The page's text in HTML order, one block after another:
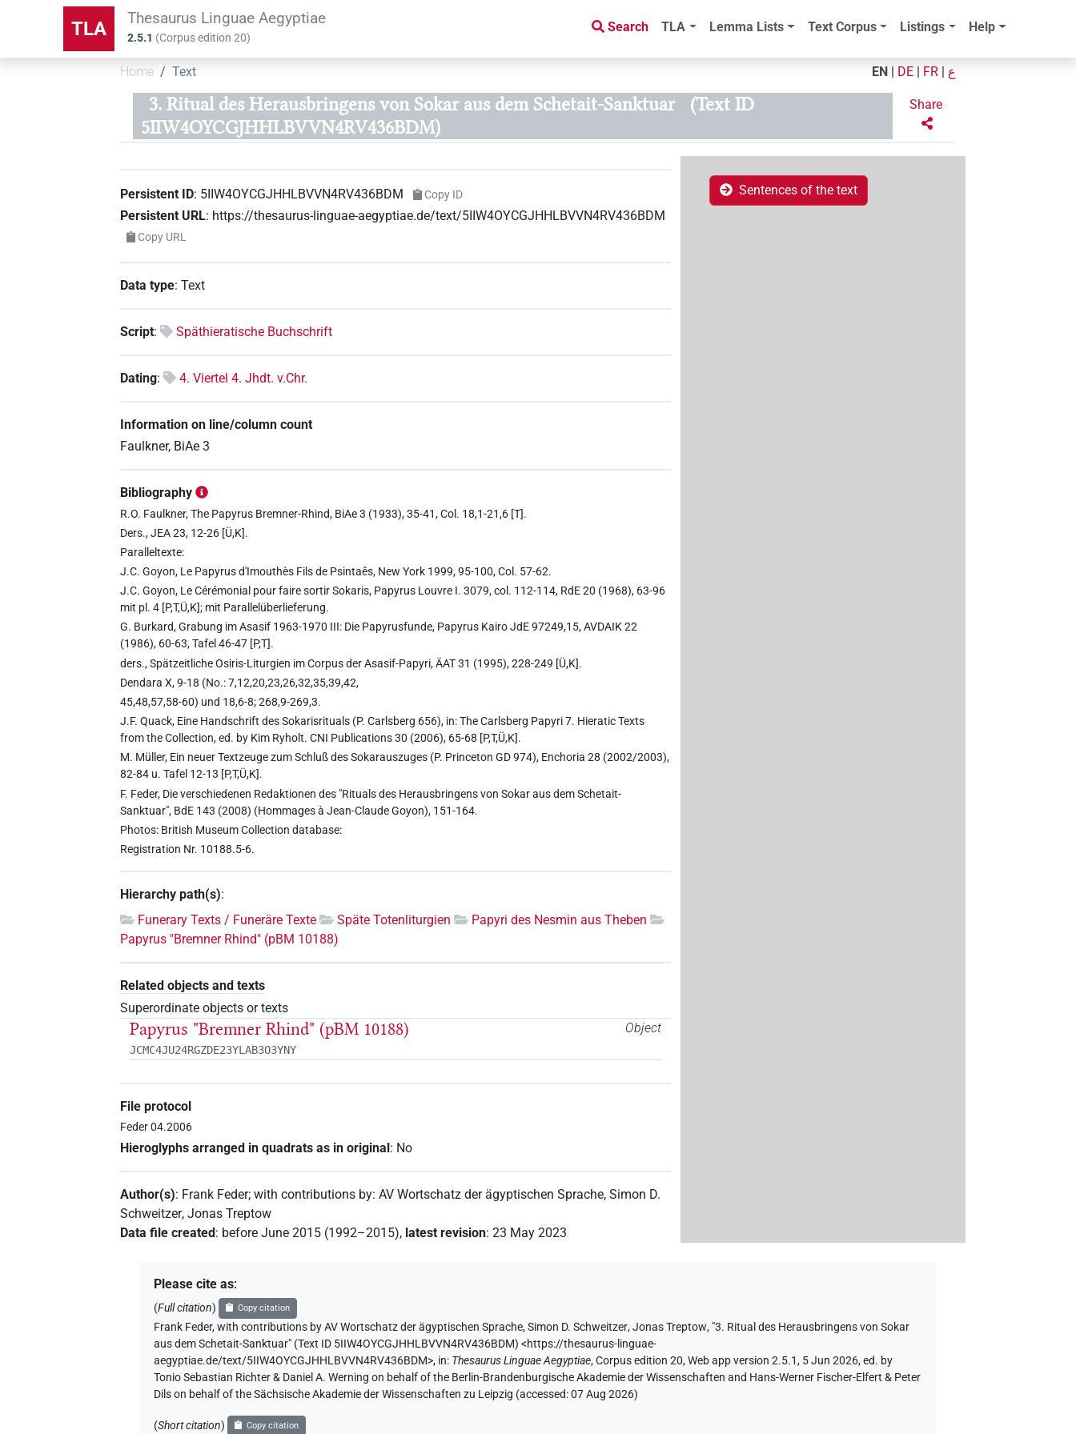
TLA Thesaurus Linguae Aegyptiae
2.5.1 (Corpus edition20)
Search TLA Lemma Lists Text Corpus Listings Help
Home Text EN DE FR ع
3. Ritual des Herausbringens von Sokar aus dem Schetait-Sanktuar
(Text ID
5IIW4OYCGJHHLBVVN4RV436BDM)
Share
Sentences of the text
Persistent ID: 5IIW4OYCGJHHLBVVN4RV436BDM Copy ID
Persistent URL: https://thesaurus-linguae-aegyptiae.de/text/5IIW4OYCGJHHLBVVN4RV436BDM
Copy URL
Data type:Text
Script: Späthieratische Buchschrift
Dating: 4. Viertel 4. Jhdt. v.Chr.
Information on line/column count
Faulkner, BiAe 3
Bibliography
R.O. Faulkner, The Papyrus Bremner-Rhind, BiAe 3 (1933), 35-41, Col. 18,1-21,6 [T].
Ders., JEA 23, 12-26 [Ü,K].
Paralleltexte:
J.C. Goyon, Le Papyrus d'Imouthès Fils de Psintaês, New York 1999, 95-100, Col. 57-62.
J.C. Goyon, Le Cérémonial pour faire sortir Sokaris, Papyrus Louvre I. 3079, col. 112-114, RdE 20 (1968), 63-96
mit pl. 4 [P,T,Ü,K]; mit Parallelüberlieferung.
G. Burkard, Grabung im Asasif 1963-1970 III: Die Papyrusfunde, Papyrus Kairo JdE 97249,15, AVDAIK 22
(1986), 60-63, Tafel 46-47 [P,T].
ders., Spätzeitliche Osiris-Liturgien im Corpus der Asasif-Papyri, ÄAT 31 (1995), 228-249 [Ü,K].
Dendara X, 9-18 (No.: 7,12,20,23,26,32,35,39,42,
45,48,57,58-60) und 18,6-8; 268,9-269,3.
J.F. Quack, Eine Handschrift des Sokarisrituals (P. Carlsberg 656), in: The Carlsberg Papyri 7. Hieratic Texts
from the Collection, ed. by Kim Ryholt. CNI Publications 30 (2006), 65-68 [P,T,Ü,K].
M. Müller, Ein neuer Textzeuge zum Schluß des Sokarauszuges (P. Princeton GD 974), Enchoria 28 (2002/2003),
82-84 u. Tafel 12-13 [P,T,Ü,K].
F. Feder, Die verschiedenen Redaktionen des "Rituals des Herausbringens von Sokar aus dem Schetait-
Sanktuar", BdE 143 (2008) (Hommages à Jean-Claude Goyon), 151-164.
Photos: British Museum Collection database:
Registration Nr. 10188.5-6.
Hierarchy path(s):
Funerary Texts / Funeräre Texte
Späte Totenliturgien
Papyri des Nesmin aus Theben
Papyrus "Bremner Rhind" (pBM 10188)
Related objects and texts
Superordinate objects or texts
Object
Papyrus "Bremner Rhind" (pBM 10188)
JCMC4JU24RGZDE23YLAB3O3YNY
File protocol
Feder 04.2006
Hieroglyphs arranged in quadrats as in original: No
Author(s): Frank Feder;with contributions by:AV Wortschatz der ägyptischen Sprache,Simon D.
Schweitzer,Jonas Treptow
Data file created: before June 2015 (1992–2015), latest revision:23 May 2023
Please cite as:
(Full citation) Copy citation
Frank Feder,with contributions by AV Wortschatz der ägyptischen Sprache,Simon D. Schweitzer,Jonas Treptow, "3. Ritual des Herausbringens von Sokar
aus dem Schetait-Sanktuar" (Text ID 5IIW4OYCGJHHLBVVN4RV436BDM)<https://thesaurus-linguae-
aegyptiae.de/text/5IIW4OYCGJHHLBVVN4RV436BDM>, in: Thesaurus Linguae Aegyptiae,Corpus edition 20, Web app version 2.5.1, 5 Jun 2026, ed. by
Tonio Sebastian Richter & Daniel A. Werning on behalf of the Berlin-Brandenburgische Akademie der Wissenschaften and Hans-Werner Fischer-Elfert & Peter
Dils on behalf of the Sächsische Akademie der Wissenschaften zu Leipzig (accessed:07 Aug 2026)
(Short citation) Copy citation